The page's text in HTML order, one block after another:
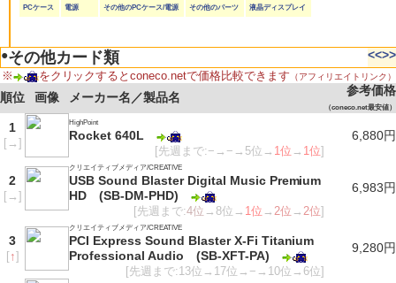
PCケース 電源 その他のPCケース/電源 その他のパーツ 液晶ディスプレイ
●その他カード類 <<>>
※ をクリックするとconeco.netで価格比較できます （アフィリエイトリンク）
順位 画像 メーカー名／製品名 参考価格
（coneco.net最安値）
1
[→ ]
HighPoint
Rocket 640L
[先週まで:−→−→5位→ 1位 → 1位]
6,880円
2
[→ ]
クリエイティブメディア/CREATIVE
USB Sound Blaster Digital Music Premium
HD (SB-DM-PHD)
[先週まで:4位 →8位→ 1位 →2位 →2位]
6,983円
3
[↑]
クリエイティブメディア/CREATIVE
PCI Express Sound Blaster X-Fi Titanium
Professional Audio (SB-XFT-PA)
[先週まで:13位→17位→−→10位→6位]
9,280円